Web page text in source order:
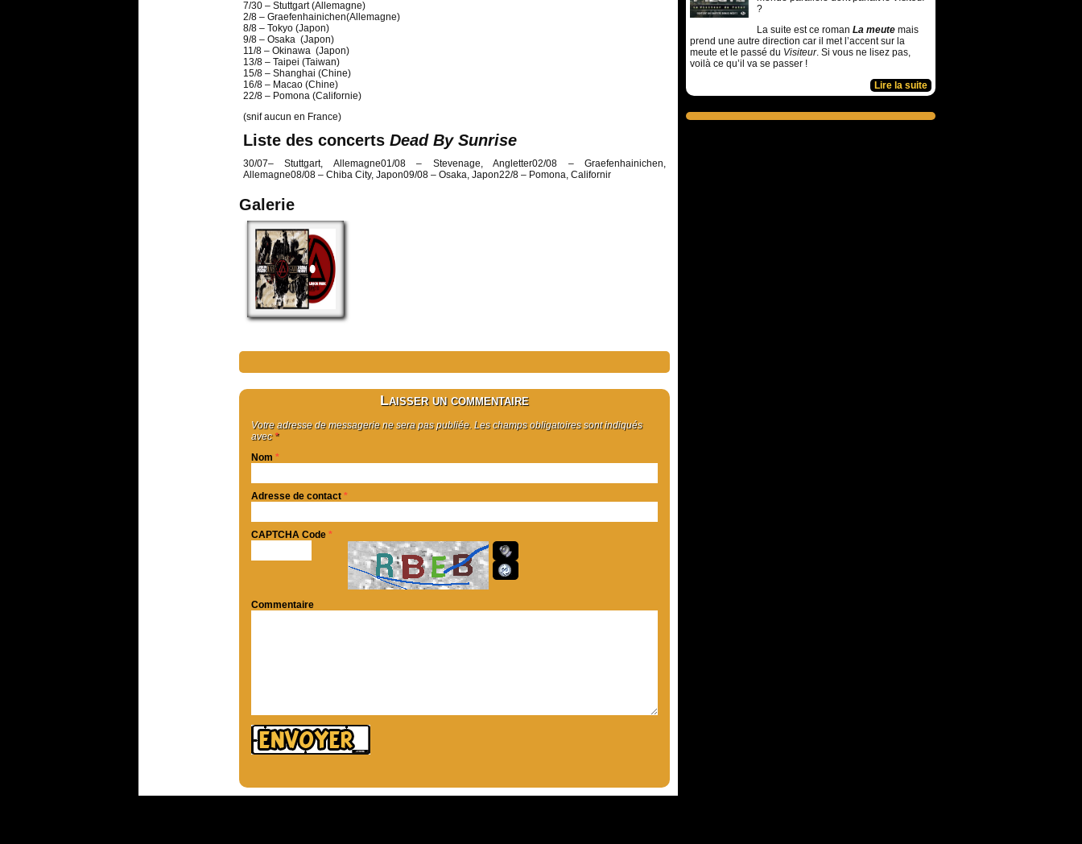
7/30 – Stuttgart (Allemagne)
2/8 – Graefenhainichen(Allemagne)
8/8 – Tokyo (Japon)
9/8 – Osaka (Japon)
11/8 – Okinawa (Japon)
13/8 – Taipei (Taiwan)
15/8 – Shanghai (Chine)
16/8 – Macao (Chine)
22/8 – Pomona (Californie)
(snif aucun en France)
Liste des concerts Dead By Sunrise
30/07– Stuttgart, Allemagne01/08 – Stevenage, Angletter02/08 – Graefenhainichen,
Allemagne08/08 – Chiba City, Japon09/08 – Osaka, Japon22/8 – Pomona, Californir
Galerie
Laisser un commentaire
Votre adresse de messagerie ne sera pas publiée. Les champs obligatoires sont indiqués
avec*
Nom *
Adresse de contact *
CAPTCHA Code *
Commentaire
?
La suite est ce roman La meute mais
prend une autre direction car il met l’accent sur la
meute et le passé du Visiteur. Si vous ne lisez pas,
voilà ce qu’il va se passer !
Lire la suite